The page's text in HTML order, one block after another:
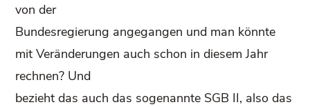
von der
Bundesregierung angegangen und man könnte
mit Veränderungen auch schon in diesem Jahr
rechnen? Und
bezieht das auch das sogenannte SGB II, also das